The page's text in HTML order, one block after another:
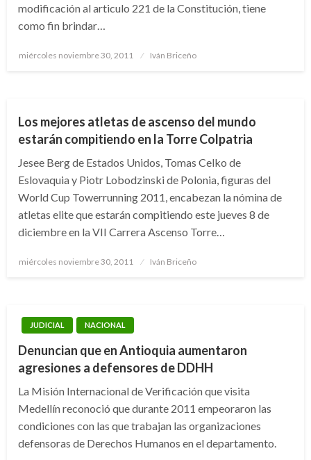
modificación al articulo 221 de la Constitución, tiene
como fin brindar…
Publicado
miércoles noviembre 30, 2011 Iván Briceño
Los mejores atletas de ascenso del mundo
estarán compitiendo en la Torre Colpatria
Jesee Berg de Estados Unidos, Tomas Celko de
Eslovaquia y Piotr Lobodzinski de Polonia, figuras del
World Cup Towerrunning 2011, encabezan la nómina de
atletas elite que estarán compitiendo este jueves 8 de
diciembre en la VII Carrera Ascenso Torre…
Publicado
miércoles noviembre 30, 2011 Iván Briceño
JUDICIAL NACIONAL
Denuncian que en Antioquia aumentaron
agresiones a defensores de DDHH
La Misión Internacional de Verificación que visita
Medellín reconoció que durante 2011 empeoraron las
condiciones con las que trabajan las organizaciones
defensoras de Derechos Humanos en el departamento.